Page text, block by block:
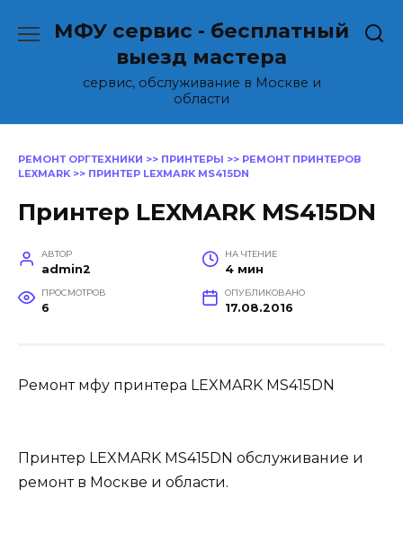
МФУ сервис - бесплатный
выезд мастера
сервис, обслуживание в Москве и
области
РЕМОНТ ОРГТЕХНИКИ >> ПРИНТЕРЫ >> РЕМОНТ ПРИНТЕРОВ
LEXMARK >> ПРИНТЕР LEXMARK MS415DN
Принтер LEXMARK MS415DN
АВТОР
admin2
НА ЧТЕНИЕ
4 мин
ПРОСМОТРОВ
6
ОПУБЛИКОВАНО
17.08.2016
Ремонт мфу принтера LEXMARK MS415DN
Принтер LEXMARK MS415DN обслуживание и
ремонт в Москве и области.